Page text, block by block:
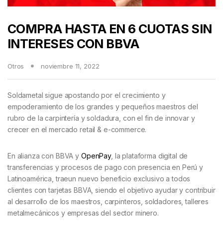
COMPRA HASTA EN 6 CUOTAS SIN
INTERESES CON BBVA
Otros noviembre 11, 2022
Soldametal sigue apostando por el crecimiento y
empoderamiento de los grandes y pequeños maestros del
rubro de la carpintería y soldadura, con el fin de innovar y
crecer en el mercado retail & e-commerce.
En alianza con BBVA y OpenPay, la plataforma digital de
transferencias y procesos de pago con presencia en Perú y
Latinoamérica, traeun nuevo beneficio exclusivo a todos
clientes con tarjetas BBVA, siendo el objetivo ayudar y contribuir
al desarrollo de los maestros, carpinteros, soldadores, talleres
metalmecánicos y empresas del sector minero.